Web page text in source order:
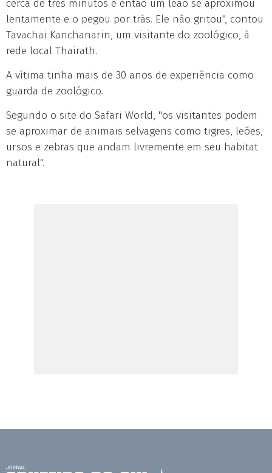
cerca de três minutos e então um leão se aproximou
lentamente e o pegou por trás. Ele não gritou", contou
Tavachai Kanchanarin, um visitante do zoológico, à
rede local Thairath.
A vítima tinha mais de 30 anos de experiência como
guarda de zoológico.
Segundo o site do Safari World, "os visitantes podem
se aproximar de animais selvagens como tigres, leões,
ursos e zebras que andam livremente em seu habitat
natural".